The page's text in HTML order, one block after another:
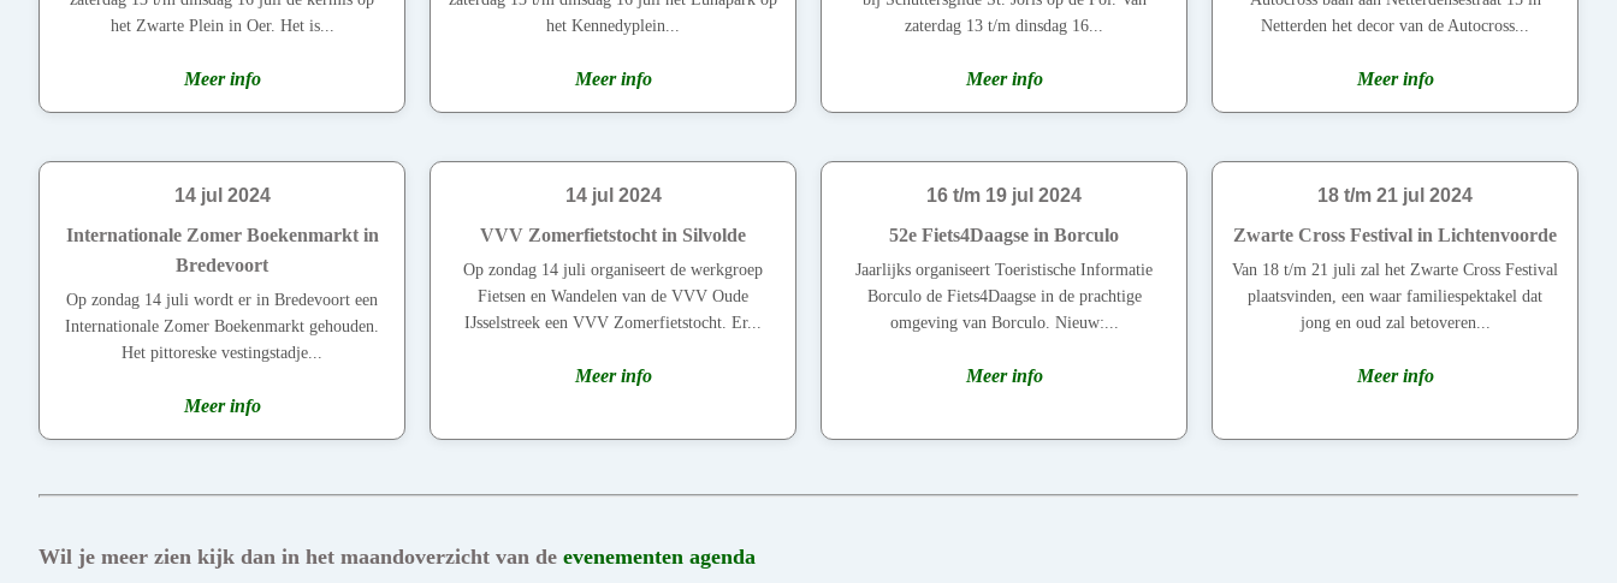
het Zwarte Plein in Oer. Het is...
Meer info
het Kennedyplein...
Meer info
zaterdag 13 t/m dinsdag 16...
Meer info
Netterden het decor van de Autocross...
Meer info
14 jul 2024
Internationale Zomer Boekenmarkt in
Bredevoort
Op zondag 14 juli wordt er in Bredevoort een
Internationale Zomer Boekenmarkt gehouden.
Het pittoreske vestingstadje...
Meer info
14 jul 2024
VVV Zomerfietstocht in Silvolde
Op zondag 14 juli organiseert de werkgroep
Fietsen en Wandelen van de VVV Oude
IJsselstreek een VVV Zomerfietstocht. Er...
Meer info
16 t/m 19 jul 2024
52e Fiets4Daagse in Borculo
Jaarlijks organiseert Toeristische Informatie
Borculo de Fiets4Daagse in de prachtige
omgeving van Borculo. Nieuw:...
Meer info
18 t/m 21 jul 2024
Zwarte Cross Festival in Lichtenvoorde
Van 18 t/m 21 juli zal het Zwarte Cross Festival
plaatsvinden, een waar familiespektakel dat
jong en oud zal betoveren...
Meer info
Wil je meer zien kijk dan in het maandoverzicht van de evenementen agenda